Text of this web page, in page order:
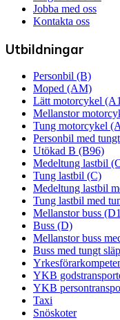
Jobba med oss
Kontakta oss
Utbildningar
Personbil (B)
Moped (AM)
Lätt motorcykel
Mellanstor
Tung motorcykel
Personbil med
Utökad B (B96)
Medeltung lastbil
Tung lastbil (C)
Medeltung lastbil
Tung lastbil med
Mellanstor buss
Buss (D)
Mellanstor buss
Buss med tungt
YKB
YKB
Taxi
Snöskoter